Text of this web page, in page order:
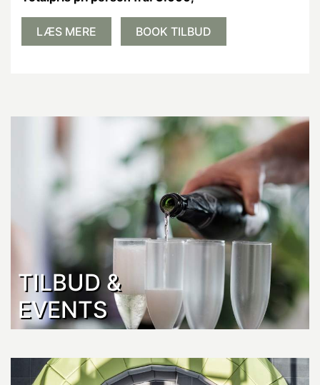
LÆS MERE BOOK TILBUD
TILBUD &
EVENTS